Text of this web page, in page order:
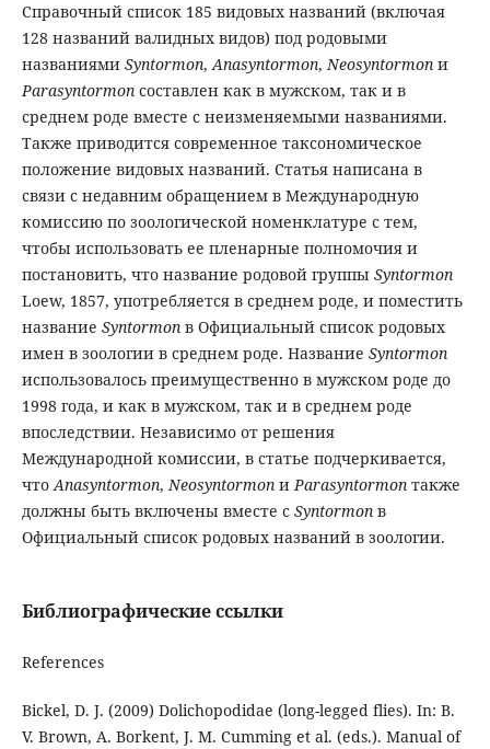
Справочный список 185 видовых названий (включая
128 названий валидных видов) под родовыми
названиями Syntormon,Anasyntormon,Neosyntormonи
Parasyntormonсоставлен как в мужском, так и в
среднем роде вместе с неизменяемыми названиями.
Также приводится современное таксономическое
положение видовых названий. Статья написана в
связи с недавним обращением в Международную
комиссию по зоологической номенклатуре с тем,
чтобы использовать ее пленарные полномочия и
постановить, что название родовой группы Syntormon
Loew, 1857, употребляется в среднем роде, и поместить
название Syntormonв Официальный список родовых
имен в зоологии в среднем роде. Название Syntormon
использовалось преимущественно в мужском роде до
1998 года, и как в мужском, так и в среднем роде
впоследствии. Независимо от решения
Международной комиссии, в статье подчеркивается,
чтоAnasyntormon,NeosyntormonиParasyntormonтакже
должны быть включены вместе с Syntormonв
Официальный список родовых названий в зоологии.
Библиографические ссылки
References
Bickel, D. J. (2009) Dolichopodidae (long-legged flies). In: B.
V. Brown, A. Borkent, J. M. Cumming et al. (eds.). Manual of